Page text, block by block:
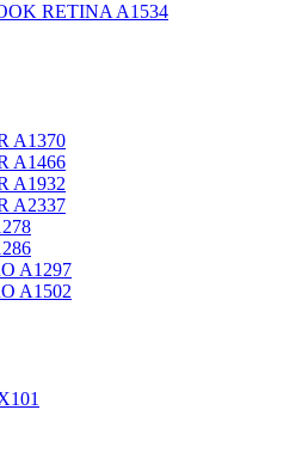
RETINA A1534
A1370
A1466
A1932
A2337
A1297
A1502